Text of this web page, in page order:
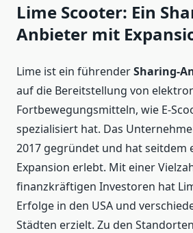
Lime Scooter: Ein
Anbieter mit
Lime ist ein führenderSharing-
auf die Bereitstellung von
Fortbewegungsmitteln, wie E-
spezialisiert hat. Das
2017 gegründet und hat seitdem
Expansion erlebt. Mit einer
finanzkräftigen Investoren hat
Erfolge in den USA und
Städten erzielt. Zu den